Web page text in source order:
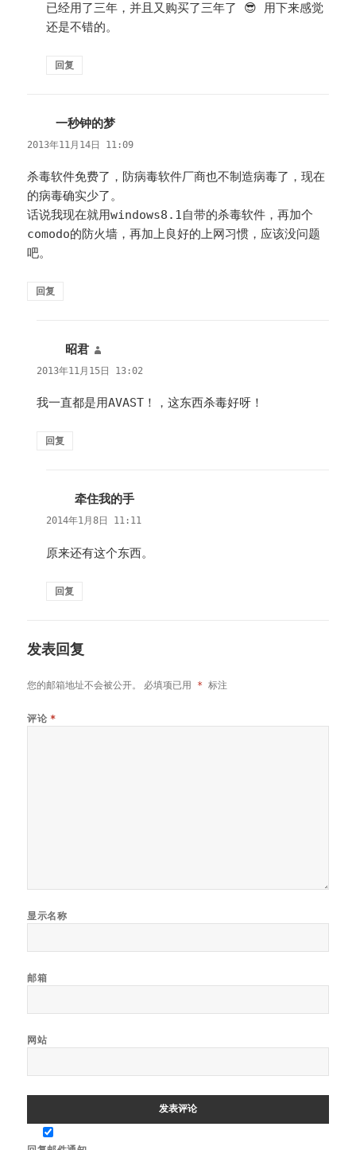
已经用了三年，并且又购买了三年了 😎 用下来感觉
还是不错的。
回复
一秒钟的梦
道：
2013年11月14日 11:09
杀毒软件免费了，防病毒软件厂商也不制造病毒了，现在
的病毒确实少了。
话说我现在就用windows8.1自带的杀毒软件，再加个
comodo的防火墙，再加上良好的上网习惯，应该没问题
吧。
回复
昭君
道：
2013年11月15日 13:02
我一直都是用AVAST！，这东西杀毒好呀！
回复
牵住我的手
道：
2014年1月8日 11:11
原来还有这个东西。
回复
发表回复
您的邮箱地址不会被公开。 必填项已用 * 标注
评论 *
显示名称
邮箱
网站